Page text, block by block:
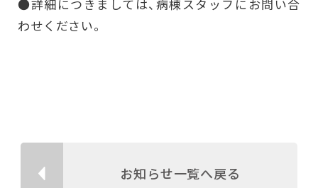
●詳細につきましては、病棟スタッフにお問い合
わせください。
お知らせ一覧へ戻る